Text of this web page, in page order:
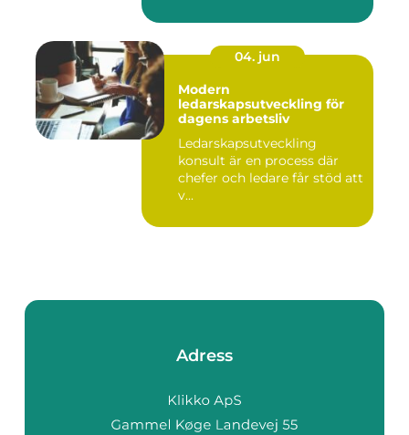
04. jun
Modern
ledarskapsutveckling för
dagens arbetsliv
Ledarskapsutveckling
konsult är en process där
chefer och ledare får stöd att
v...
Adress